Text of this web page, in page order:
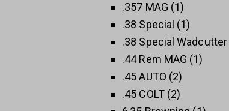
.357 MAG 1
.38 Special
1
.38 Special Wadcutter
.44 Rem MAG 1
.45 AUTO 2
.45 COLT 2